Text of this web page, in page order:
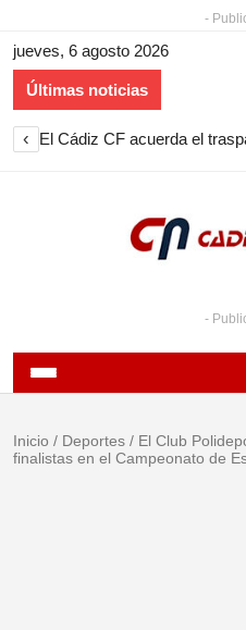
-
jueves, 6 agosto 2026
Últimas noticias
‹
-
Inicio / Deportes / El Club
finalistas en el Campeonato de